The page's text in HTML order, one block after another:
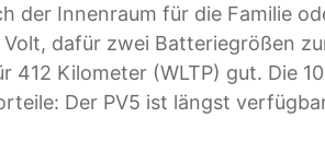
der Innenraum für die Familie
dafür zwei Batteriegrößen
412 Kilometer (WLTP) gut. Die
Der PV5 ist längst